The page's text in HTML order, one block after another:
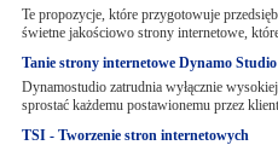
Te propozycje, które przygotowuje
świetne jakościowo strony internetowe,
Tanie strony internetowe Dynamo Studio
Dynamostudio zatrudnia wyłącznie
sprostać każdemu postawionemu przez
TSI - Tworzenie stron internetowych